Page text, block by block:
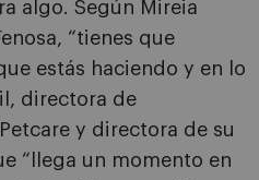
algo. Según Mireia
“tienes que
estás haciendo y en lo
directora de
y directora de su
“llega un momento en